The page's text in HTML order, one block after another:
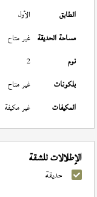
الطابق
الأول
مساحة الحديقة غير متاح
نوم
2
بلكونات
غير متاح
المكيفات
غير مكيفة
الإطلالات للشقة
حديقة